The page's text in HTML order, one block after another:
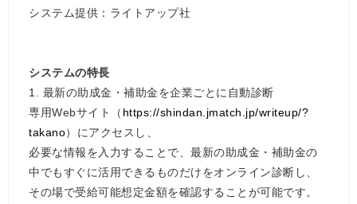
システム提供：ライトアップ社
システムの特長
1. 最新の助成金・補助金を企業ごとに自動診断
専用Webサイト（ https://shindan.jmatch.jp/writeup/?
takano）にアクセスし、
必要な情報を入力することで、最新の助成金・補助金の
中でもすぐに活用できるものだけをオンライン診断し、
その場で受給可能想定金額を確認することが可能です。